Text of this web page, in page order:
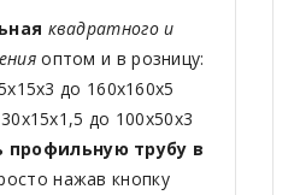
квадратного и
оптом и в розницу:
до 160х160х5
до 100х50х3
профильную трубу в
нажав кнопку